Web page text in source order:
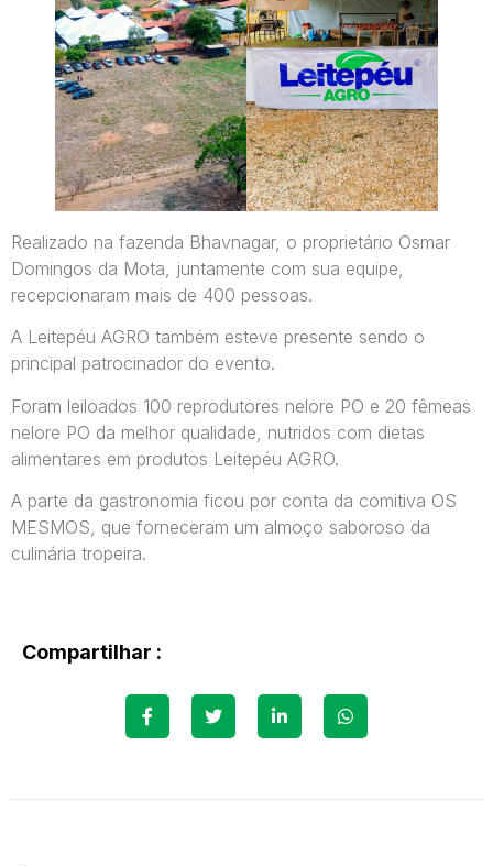
Realizado na fazenda Bhavnagar, o proprietário Osmar
Domingos da Mota, juntamente com sua equipe,
recepcionaram mais de 400 pessoas.
A Leitepéu AGRO também esteve presente sendo o
principal patrocinador do evento.
Foram leiloados 100 reprodutores nelore PO e 20 fêmeas
nelore PO da melhor qualidade, nutridos com dietas
alimentares em produtos Leitepéu AGRO.
A parte da gastronomia ficou por conta da comitiva OS
MESMOS, que forneceram um almoço saboroso da
culinária tropeira.
Compartilhar :